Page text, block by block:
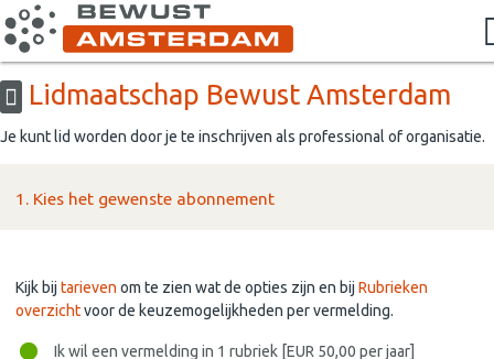
Lidmaatschap Bewust Amsterdam
Je kunt lid worden door je te inschrijven als professional of organisatie.
1. Kies het gewenste abonnement
Kijk bij tarieven om te zien wat de opties zijn en bij Rubrieken
overzichtvoor de keuzemogelijkheden per vermelding.
Ik wil een vermelding in 1 rubriek [EUR 50,00 per jaar]